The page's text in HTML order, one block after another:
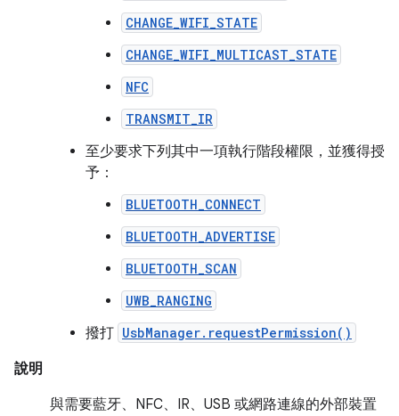
CHANGE_WIFI_STATE
CHANGE_WIFI_MULTICAST_STATE
NFC
TRANSMIT_IR
至少要求下列其中一項執行階段權限，並獲得授
予：
BLUETOOTH_CONNECT
BLUETOOTH_ADVERTISE
BLUETOOTH_SCAN
UWB_RANGING
撥打 UsbManager.requestPermission()
說明
與需要藍牙、NFC、IR、USB 或網路連線的外部裝置